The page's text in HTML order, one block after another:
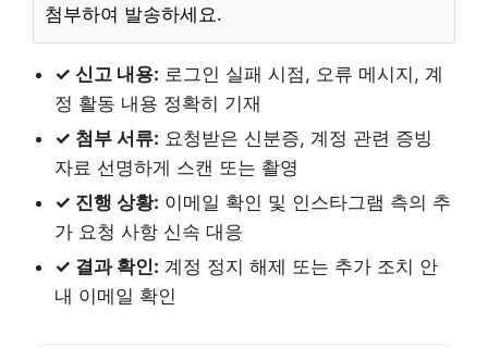
첨부하여 발송하세요.
✓ 신고 내용: 로그인 실패 시점, 오류 메시지, 계
정 활동 내용 정확히 기재
✓ 첨부 서류: 요청받은 신분증, 계정 관련 증빙
자료 선명하게 스캔 또는 촬영
✓ 진행 상황: 이메일 확인 및 인스타그램 측의 추
가 요청 사항 신속 대응
✓ 결과 확인: 계정 정지 해제 또는 추가 조치 안
내 이메일 확인